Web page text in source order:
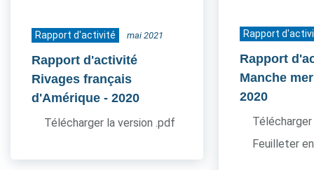
Rapport d'activité mai 2021
Rapport d'activité
Rivages français
d'Amérique - 2020
Télécharger la version .pdf
Rapport
Rapport
Manche
2020
Feuilleter